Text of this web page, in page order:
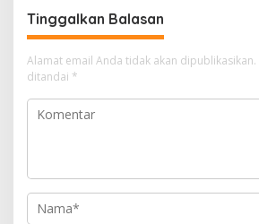
Tinggalkan Balasan
Alamat email Anda tidak akan dipublikasikan.
ditandai *